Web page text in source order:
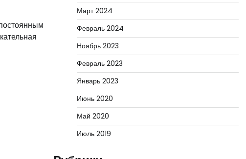
Март 2024
Февраль 2024
Ноябрь 2023
Февраль 2023
Январь 2023
Июнь 2020
Май 2020
Июль 2019